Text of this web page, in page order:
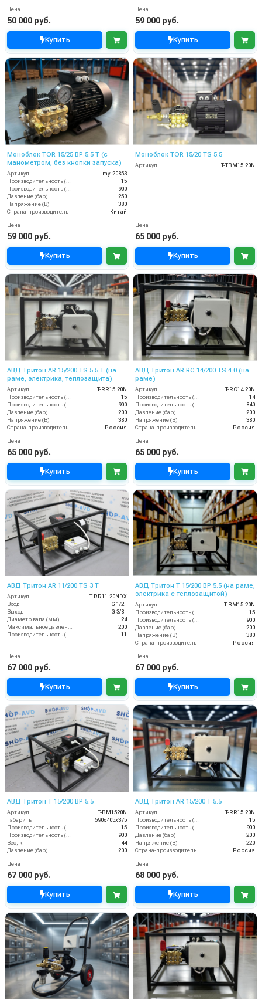
Цена
50 000 руб.
Купить
Цена
59 000 руб.
Купить
Моноблок TOR 15/25 BP 5.5 T (с
манометром, без кнопки запуска)
Артикул
my.20853
Производительность (л/мин)
15
Производительность (л/ч)
900
Давление (бар)
250
Напряжение (В)
380
Страна-производитель
Китай
Цена
59 000 руб.
Купить
Моноблок TOR 15/20 TS 5.5
Артикул T-TBM15.20N
Цена
65 000 руб.
Купить
АВД Тритон AR 15/200 TS 5.5 T (на
раме, электрика, теплозащита)
Артикул
T-RR15.20N
15
900
Давление (бар)
200
Напряжение (В)
380
Страна-производитель
Россия
Цена
65 000 руб.
Купить
АВД Тритон AR RC 14/200 TS 4.0 (на
раме)
Артикул
T-RС14.20N
14
840
Давление (бар)
200
Напряжение (В)
380
Страна-производитель
Россия
Цена
65 000 руб.
Купить
АВД Тритон AR 11/200 TS 3 T
Артикул
T-RR11.20NDX
Вход
G 1/2"
Выход
G 3/8"
Диаметр вала (мм)
24
Максимальное давление (бар)
200
Производительность (л/мин)
11
Цена
67 000 руб.
Купить
АВД Тритон T 15/200 ВР 5.5 (на раме,
электрика с теплозащитой)
Артикул
T-BM15.20N
Производительность (л/мин)
15
Производительность (л/ч)
900
Давление (бар)
200
Напряжение (В)
380
Страна-производитель
Россия
Цена
67 000 руб.
Купить
АВД Тритон T 15/200 BP 5.5
Артикул
T-BM1520N
Габариты
590х405х375
Производительность (л/мин)
15
Производительность (л/ч)
900
Вес, кг
44
Давление (бар)
200
Цена
67 000 руб.
Купить
АВД Тритон AR 15/200 T 5.5
Артикул
T-RR15.20N
Производительность (л/мин)
15
Производительность (л/ч)
900
Давление (бар)
200
Напряжение (В)
220
Страна-производитель
Россия
Цена
68 000 руб.
Купить